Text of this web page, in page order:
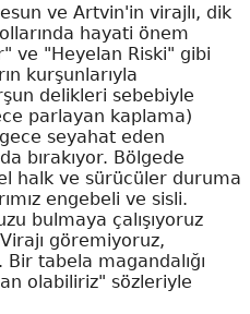
ve Artvin'in virajlı, dik
hayati önem
ve "Heyelan Riski" gibi
kurşunlarıyla
delikleri sebebiyle
parlayan kaplama)
seyahat eden
bırakıyor. Bölgede
halk ve sürücüler duruma
engebeli ve sisli.
bulmaya çalışıyoruz
göremiyoruz,
tabela magandalığı
olabiliriz" sözleriyle